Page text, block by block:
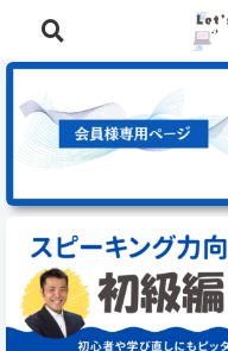
⭐️英語学習に役立つ